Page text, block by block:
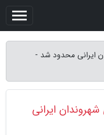
ایرانی محدود شد -
شهروندان ایرانی